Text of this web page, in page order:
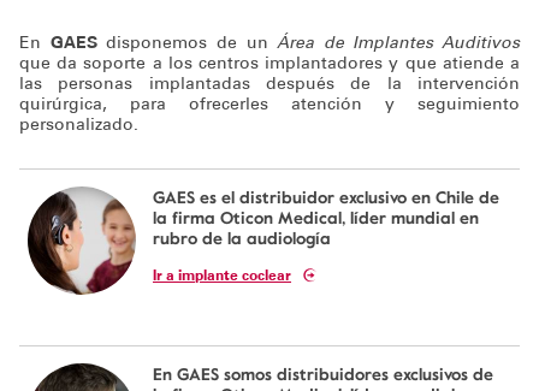
En GAESdisponemos de unÁrea de Implantes Auditivos
que da soporte a los centros implantadores y que atiende a
las personas implantadas después de la intervención
quirúrgica, para ofrecerles atención y seguimiento
personalizado.
GAES es el distribuidor exclusivo en Chile de
la firma Oticon Medical, líder mundial en
rubro de la audiología
Ir a implante coclear
En GAES somos distribuidores exclusivos de